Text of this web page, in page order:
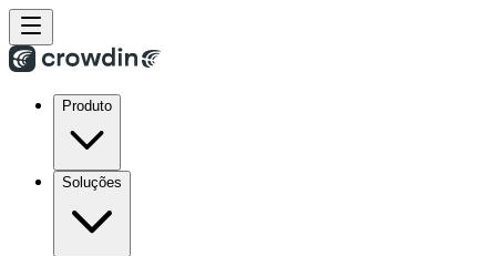
Produto
Soluções